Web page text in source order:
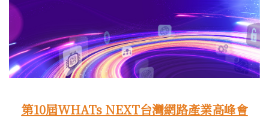
第10屆WHATs NEXT台灣網路產業高峰會